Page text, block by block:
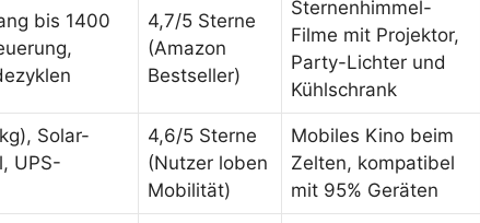
bis 1400
4,7/5 Sterne
(Amazon
Bestseller)
Sternenhimmel-
Filme mit Projektor,
Party-Lichter und
Kühlschrank
Solar-
UPS-
4,6/5 Sterne
(Nutzer loben
Mobilität)
Mobiles Kino beim
Zelten, kompatibel
mit 95% Geräten